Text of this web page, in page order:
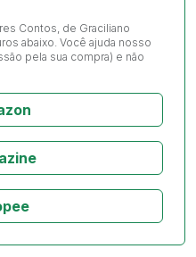
Contos, de Graciliano
abaixo. Você ajuda nosso
pela sua compra) e não